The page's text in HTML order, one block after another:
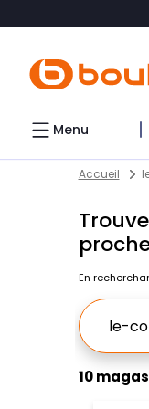
Menu
Skip to content
Return to NavAccueil
En
Ville,
10